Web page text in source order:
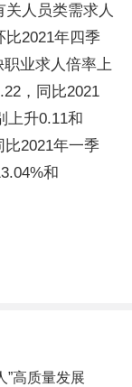
人员类需求人
比2021年四季
业求人倍率上
，同比2021
上升0.11和
2021年一季
和
”高质量发展